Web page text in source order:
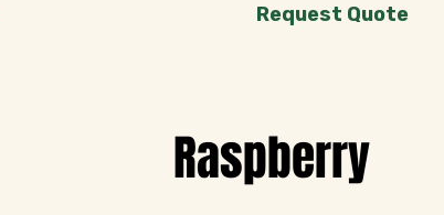
Raspberry
Request Quote